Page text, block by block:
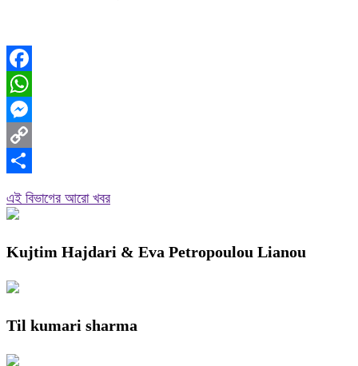
Facebook
WhatsApp
Messenger
Copy
এই বিভাগের আরো খবর
Kujtim Hajdari & Eva Petropoulou Lianou
Til kumari sharma